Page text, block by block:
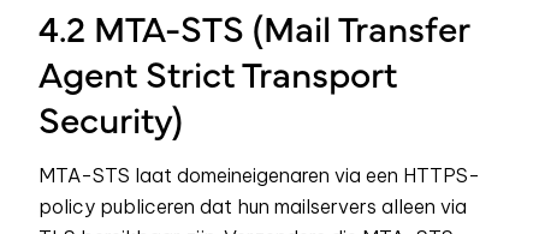
4.2 MTA-STS (Mail Transfer
Agent Strict Transport
Security)
MTA-STS laat domeineigenaren via een HTTPS-
policy publiceren dat hun mailservers alleen via